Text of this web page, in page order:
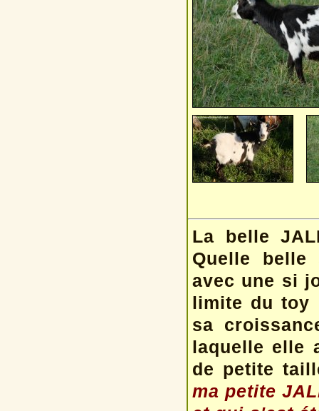
La belle
Quelle
avec une si
limite du toy
sa
laquelle elle
de petite
ma petite